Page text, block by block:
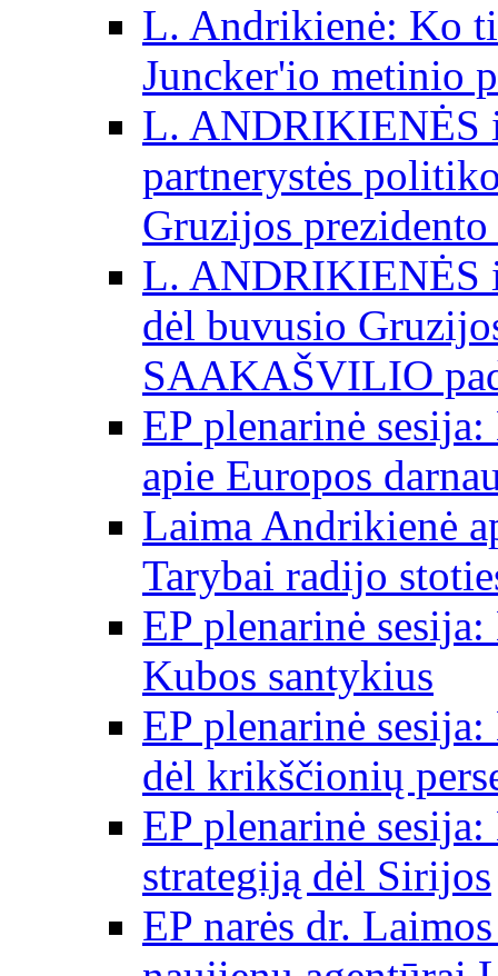
L. Andrikienė: Ko
Juncker'io metinio
L. ANDRIKIENĖS
partnerystės
Gruzijos
L. ANDRIKIENĖS
dėl buvusio
SAAKAŠVILIO
EP plenarinė
apie Europos
Laima Andrikienė
Tarybai radijo
EP plenarinė
Kubos santykius
EP plenarinė
dėl krikščionių
EP plenarinė
strategiją dėl Sirijos
EP narės dr.